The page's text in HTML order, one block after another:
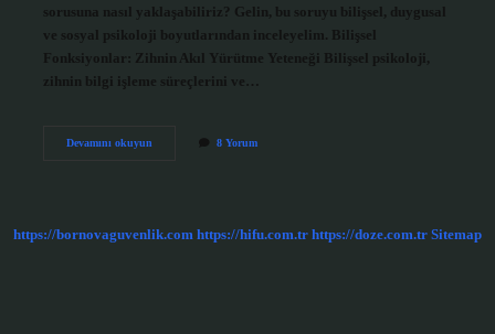
sorusuna nasıl yaklaşabiliriz? Gelin, bu soruyu bilişsel, duygusal
ve sosyal psikoloji boyutlarından inceleyelim. Bilişsel
Fonksiyonlar: Zihnin Akıl Yürütme Yeteneği Bilişsel psikoloji,
zihnin bilgi işleme süreçlerini ve…
Devamını okuyunKaç
8 Yorum
https://bornovaguvenlik.com https://hifu.com.tr https://doze.com.tr Sitemap